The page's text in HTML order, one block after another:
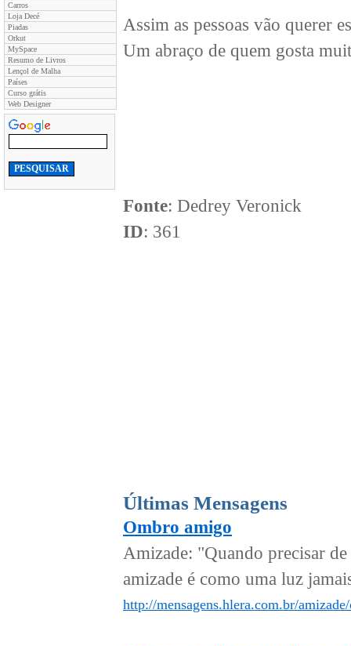
Carros
Loja Decé
Piadas
Orkut
MySpace
Resumo de Livros
Lençol de Malha
Países
Curso grátis
Web Designer
Assim as pessoas vão querer
Um abraço de quem gosta
Fonte: Dedrey Veronick
ID: 361
Últimas Mensagens
Ombro amigo
Amizade: "Quando precisar
amizade é como uma luz
http://mensagens.hlera.com.br/